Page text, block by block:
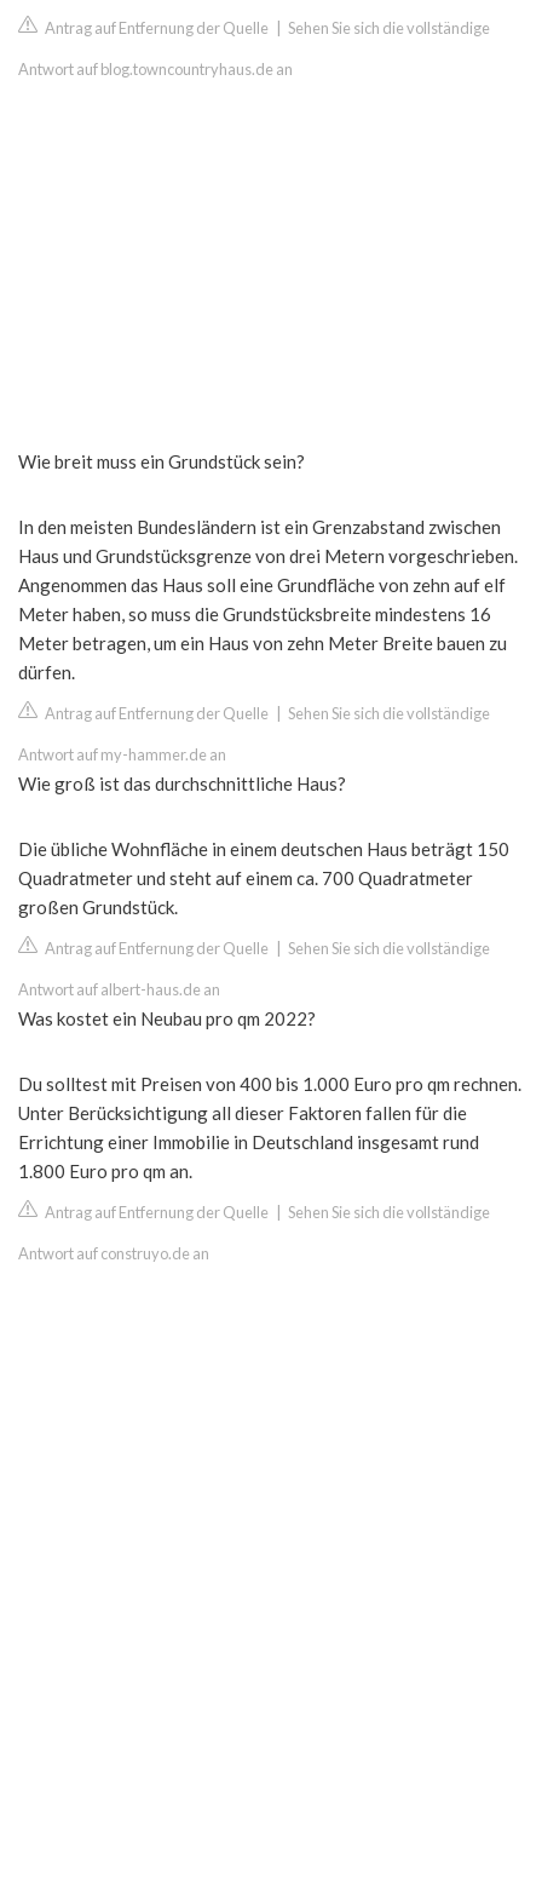
Antrag auf Entfernung der Quelle Sehen Sie sich die vollständige
Antwort auf blog.towncountryhaus.de an
Wie breit muss ein Grundstück sein?
In den meisten Bundesländern ist ein Grenzabstand zwischen
Haus und Grundstücksgrenze von drei Metern vorgeschrieben.
Angenommen das Haus soll eine Grundfläche von zehn auf elf
Meter haben, so muss die Grundstücksbreite mindestens 16
Meter betragen, um ein Haus von zehn Meter Breite bauen zu
dürfen.
Antrag auf Entfernung der Quelle Sehen Sie sich die vollständige
Antwort auf my-hammer.de an
Wie groß ist das durchschnittliche Haus?
Die übliche Wohnfläche in einem deutschen Haus beträgt 150
Quadratmeter und steht auf einem ca. 700 Quadratmeter
großen Grundstück.
Antrag auf Entfernung der Quelle Sehen Sie sich die vollständige
Antwort auf albert-haus.de an
Was kostet ein Neubau pro qm 2022?
Du solltest mit Preisen von 400 bis 1.000 Euro pro qm rechnen.
Unter Berücksichtigung all dieser Faktoren fallen für die
Errichtung einer Immobilie in Deutschland insgesamt rund
1.800 Euro pro qm an.
Antrag auf Entfernung der Quelle Sehen Sie sich die vollständige
Antwort auf construyo.de an